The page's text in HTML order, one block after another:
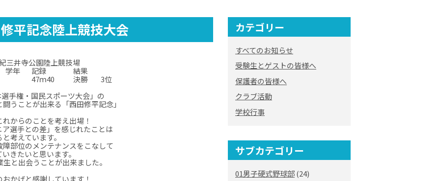
平記念陸上競技大会
三井寺公園陸上競技場
学年
記録
結果
47ｍ40
決勝
3位
手権・国民スポーツ大会」の
うことが出来る「西田修平記念」
からのことを考え出場！
選手との差」を感じれたことは
考えています。
部位のメンテナンスをこなして
きたいと思います。
と出会うことが出来ました。
かげと感謝しています！
カテゴリー
すべてのお知らせ
受験生とゲストの皆様へ
保護者の皆様へ
クラブ活動
学校行事
サブカテゴリー
01男子硬式野球部(24)